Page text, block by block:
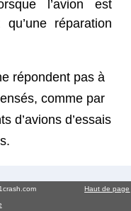
l’avion est
réparation
répondent pas à
comme par
d’avions d’essais
Haut de page